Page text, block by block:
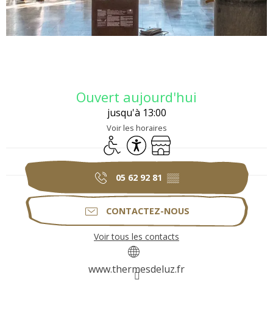
Ouvert aujourd'hui
jusqu'à 13:00
Voir les horaires
Accès handicapés
Accessibilité
Boutique
05 62 92 81 ▒▒
CONTACTEZ-NOUS
Voir tous les contacts
www.thermesdeluz.fr